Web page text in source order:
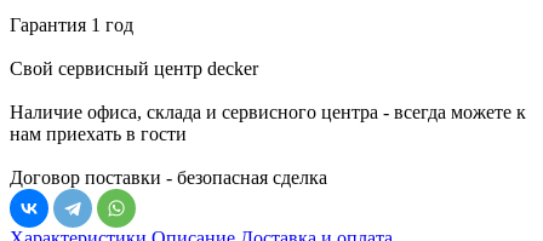
Гарантия 1 год
Свой сервисный центр decker
Наличие офиса, склада и сервисного центра - всегда можете к
нам приехать в гости
Договор поставки - безопасная сделка